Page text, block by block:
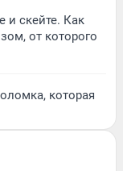
и скейте. Как
от которого
которая